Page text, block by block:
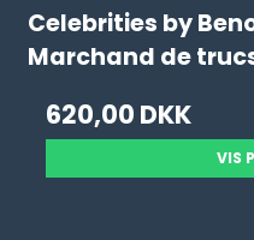
Celebrities by
Marchand de
620,00 DKK
VIS